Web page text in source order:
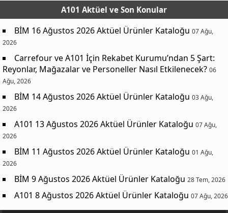
A101 Aktüel ve Son Konular
BİM 16 Ağustos 2026 Aktüel Ürünler Kataloğu 07 Ağu,
2026
Carrefour ve A101 İçin Rekabet Kurumu’ndan 5 Şart:
Reyonlar, Mağazalar ve Personeller Nasıl Etkilenecek? 06
Ağu, 2026
BİM 14 Ağustos 2026 Aktüel Ürünler Kataloğu 03 Ağu,
2026
A101 13 Ağustos 2026 Aktüel Ürünler Kataloğu 07 Ağu,
2026
BİM 11 Ağustos 2026 Aktüel Ürünler Kataloğu 01 Ağu,
2026
BİM 9 Ağustos 2026 Aktüel Ürünler Kataloğu 28 Tem, 2026
A101 8 Ağustos 2026 Aktüel Ürünler Kataloğu 07 Ağu, 2026